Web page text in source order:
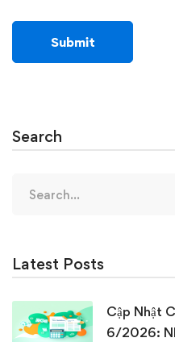
Search
for:
Latest Posts
Cập Nhật
6/2026: